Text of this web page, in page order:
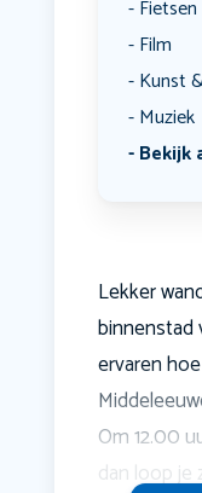
Fietsen
Film
Kunst
Muziek
Bekijk
Lekker
binnenstad
ervaren
Om 12.00
dan loop je